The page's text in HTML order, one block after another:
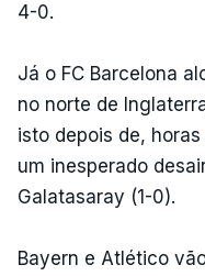
4-0.
Já o FC Barcelona
no norte de
isto depois de,
um inesperado
Galatasaray (1-0).
Bayern e Atlético